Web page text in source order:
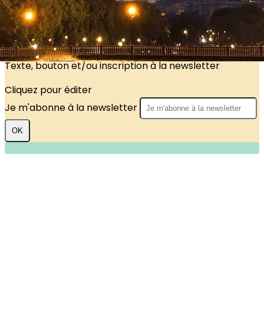
Images de la page d'accueil
Cliquez pour éditer
Texte, bouton et/ou inscription à la newsletter
Cliquez pour éditer
Je m'abonne à la newsletter
OK